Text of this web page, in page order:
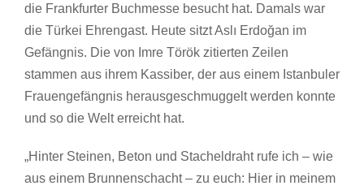
die Frankfurter Buchmesse besucht hat. Damals war
die Türkei Ehrengast. Heute sitzt Aslı Erdoğan im
Gefängnis. Die von Imre Török zitierten Zeilen
stammen aus ihrem Kassiber, der aus einem Istanbuler
Frauengefängnis herausgeschmuggelt werden konnte
und so die Welt erreicht hat.
„Hinter Steinen, Beton und Stacheldraht rufe ich – wie
aus einem Brunnenschacht – zu euch: Hier in meinem